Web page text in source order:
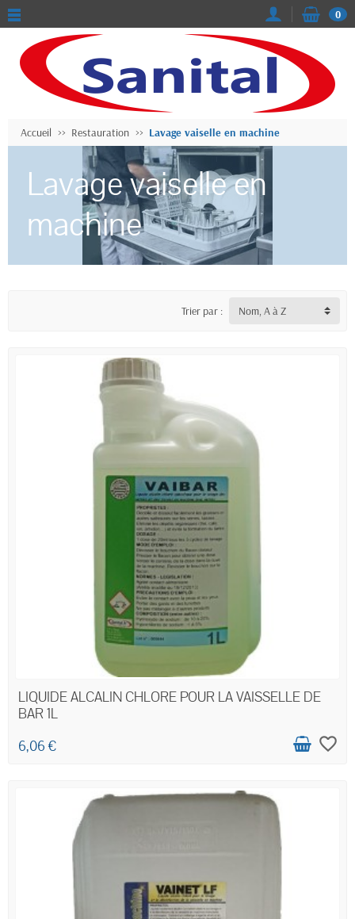
0
Accueil Restauration Lavage vaiselle en machine
Lavage vaiselle en
machine
Trier par : Nom, A à Z
LIQUIDE ALCALIN CHLORE POUR LA VAISSELLE DE
BAR 1L
6,06 €
favorite_border